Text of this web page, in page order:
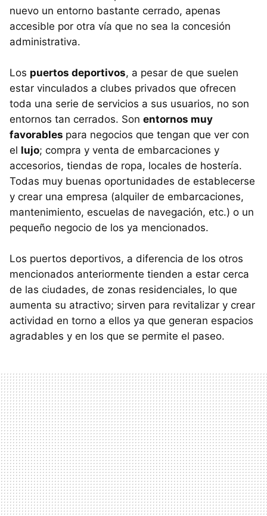
nuevo un entorno bastante cerrado, apenas
accesible por otra vía que no sea la concesión
administrativa.
Los puertos deportivos, a pesar de que suelen
estar vinculados a clubes privados que ofrecen
toda una serie de servicios a sus usuarios, no son
entornos tan cerrados. Son entornos muy
favorables para negocios que tengan que ver con
el lujo; compra y venta de embarcaciones y
accesorios, tiendas de ropa, locales de hostería.
Todas muy buenas oportunidades de establecerse
y crear una empresa (alquiler de embarcaciones,
mantenimiento, escuelas de navegación, etc.) o un
pequeño negocio de los ya mencionados.
Los puertos deportivos, a diferencia de los otros
mencionados anteriormente tienden a estar cerca
de las ciudades, de zonas residenciales, lo que
aumenta su atractivo; sirven para revitalizar y crear
actividad en torno a ellos ya que generan espacios
agradables y en los que se permite el paseo.